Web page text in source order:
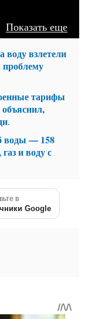
Показать еще
воду взлетели
проблему
тарифы
.
воды — 158
и воду с
в
Google